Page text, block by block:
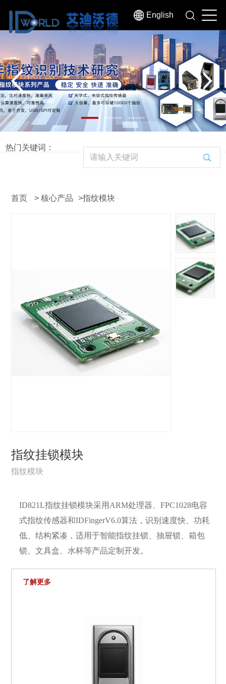
English
热门关键词：
首页 > 核心产品 >指纹模块
指纹挂锁模块
指纹模块
ID821L指纹挂锁模块采用ARM处理器、FPC1028电容
式指纹传感器和IDFingerV6.0算法，识别速度快、功耗
低、结构紧凑，适用于智能指纹挂锁、抽屉锁、箱包
锁、文具盒、水杯等产品定制开发。
了解更多